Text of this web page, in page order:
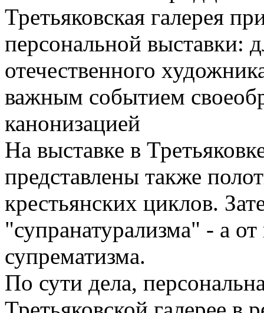
Третьяковская галерея
персональной выставки:
отечественного
важным событием
канонизацией
На выставке в
представлены также
крестьянских циклов.
"супранатурализма" - а
супрематизма.
По сути дела,